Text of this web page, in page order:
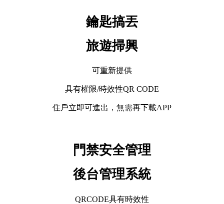
鑰匙搞丟
旅遊掃興
可重新提供
具有權限/時效性QR CODE
住戶立即可進出，無需再下載APP
門禁安全管理
後台管理系統
QRCODE具有時效性